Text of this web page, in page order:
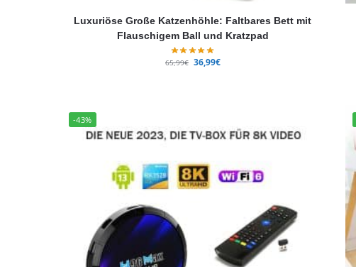
Luxuriöse Große Katzenhöhle: Faltbares Bett mit
Flauschigem Ball und Kratzpad
65,99€ 36,99€
-43%